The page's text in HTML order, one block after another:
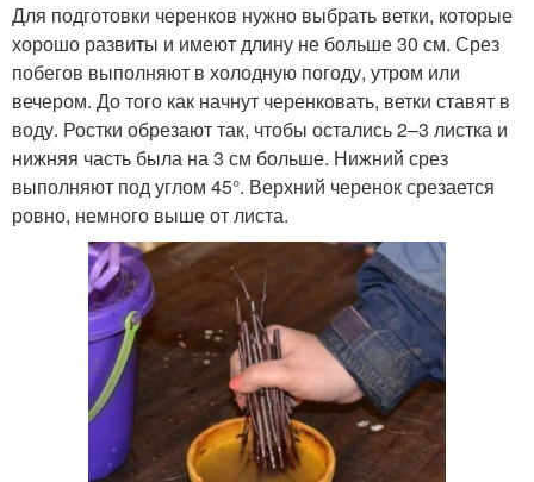
Для подготовки черенков нужно выбрать ветки, которые
хорошо развиты и имеют длину не больше 30 см. Срез
побегов выполняют в холодную погоду, утром или
вечером. До того как начнут черенковать, ветки ставят в
воду. Ростки обрезают так, чтобы остались 2–3 листка и
нижняя часть была на 3 см больше. Нижний срез
выполняют под углом 45°. Верхний черенок срезается
ровно, немного выше от листа.